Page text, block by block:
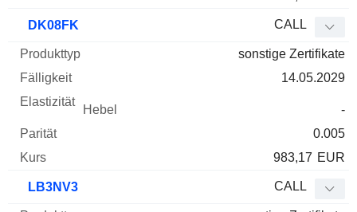
DK08FK CALL
sonstige Zertifikate
14.05.2029
-
0.005
983,17 EUR
LB3NV3 CALL